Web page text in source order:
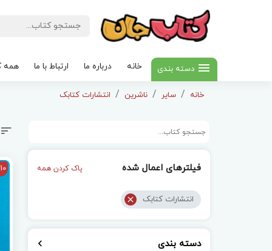
دسته بندی خانه درباره ما ارتباط با ما همه
خانه سایر ناشرین انتشارات کتابک
فیلترهای اعمال شده پاک کردن همه
انتشارات کتابک
دسته بندی